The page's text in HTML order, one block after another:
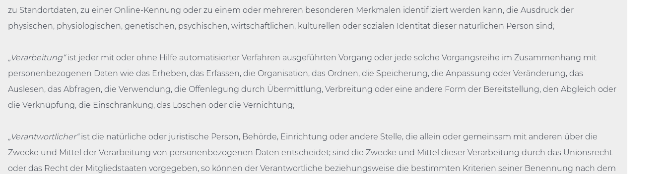
zu Standortdaten, zu einer Online-Kennung oder zu einem oder mehreren besonderen Merkmalen identifiziert werden kann, die Ausdruck der
physischen, physiologischen, genetischen, psychischen, wirtschaftlichen, kulturellen oder sozialen Identität dieser natürlichen Person sind;
„Verarbeitung“ist jeder mit oder ohne Hilfe automatisierter Verfahren ausgeführten Vorgang oder jede solche Vorgangsreihe im Zusammenhang mit
personenbezogenen Daten wie das Erheben, das Erfassen, die Organisation, das Ordnen, die Speicherung, die Anpassung oder Veränderung, das
Auslesen, das Abfragen, die Verwendung, die Offenlegung durch Übermittlung, Verbreitung oder eine andere Form der Bereitstellung, den Abgleich oder
die Verknüpfung, die Einschränkung, das Löschen oder die Vernichtung;
„Verantwortlicher“ist die natürliche oder juristische Person, Behörde, Einrichtung oder andere Stelle, die allein oder gemeinsam mit anderen über die
Zwecke und Mittel der Verarbeitung von personenbezogenen Daten entscheidet; sind die Zwecke und Mittel dieser Verarbeitung durch das Unionsrecht
oder das Recht der Mitgliedstaaten vorgegeben, so können der Verantwortliche beziehungsweise die bestimmten Kriterien seiner Benennung nach dem